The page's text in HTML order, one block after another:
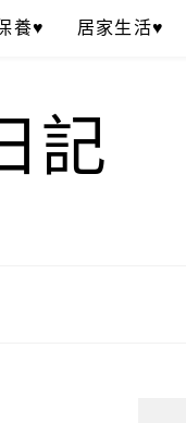
養♥ 居家生活♥
記